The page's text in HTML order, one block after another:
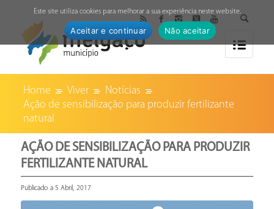
Home Viver
Notícias
Ação de sensibilização para produzir fertilizante
natural
AÇÃO DE SENSIBILIZAÇÃO PARA PRODUZIR
FERTILIZANTE NATURAL
Publicado a 5 Abril, 2017
Este site utiliza cookies para melhorar a sua experiência neste website.
Aceitar e continuar Não aceitar